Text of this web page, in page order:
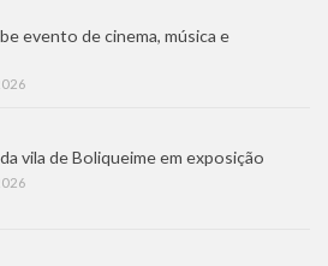
evento de cinema, música e
vila de Boliqueime em exposição